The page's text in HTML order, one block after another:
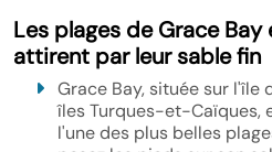
Les plages de Grace Bay
attirent par leur sable fin
Grace Bay, située sur l'île
îles Turques-et-Caïques,
l'une des plus belles